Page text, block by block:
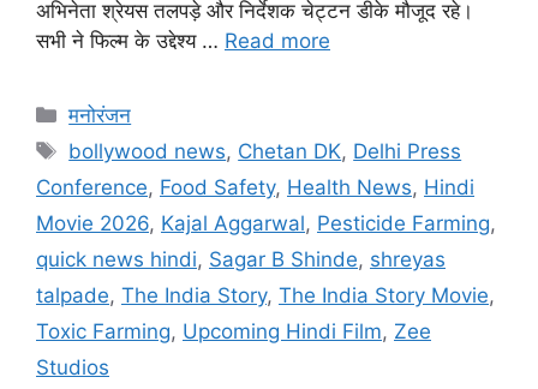
अभिनेता श्रेयस तलपड़े और निर्देशक चेट्टन डीके मौजूद रहे।
सभी ने फिल्म के उद्देश्य … Read more
मनोरंजन
bollywood news, Chetan DK, Delhi Press
Conference, Food Safety, Health News, Hindi
Movie 2026, Kajal Aggarwal, Pesticide Farming,
quick news hindi, Sagar B Shinde, shreyas
talpade, The India Story, The India Story Movie,
Toxic Farming, Upcoming Hindi Film, Zee
Studios